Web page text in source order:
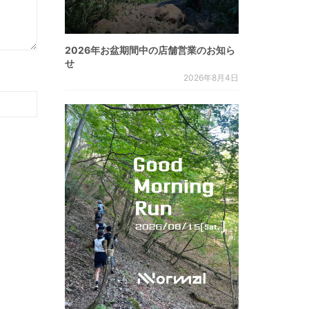
2026年お盆期間中の店舗営業のお知ら
せ
2026年8月4日